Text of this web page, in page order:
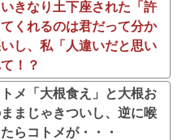
きなり土下座された「許
くれるのは君だって分か
し、私「人違いだと思い
！？
メ「大根食え」と大根お
まじゃきついし、逆に喉
らコトメが・・・